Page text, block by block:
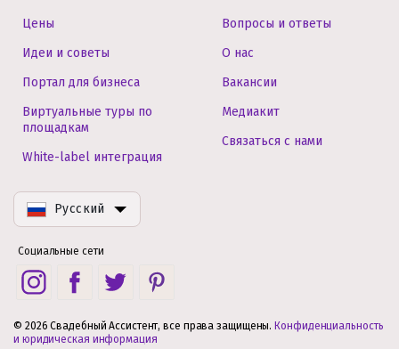
Цены
Идеи и советы
Портал для бизнеса
Виртуальные туры по
площадкам
White-label интеграция
Вопросы и ответы
О нас
Вакансии
Медиакит
Связаться с нами
Русский
Социальные сети
© 2026 Свадебный Ассистент, все права защищены. Конфиденциальность
и юридическая информация